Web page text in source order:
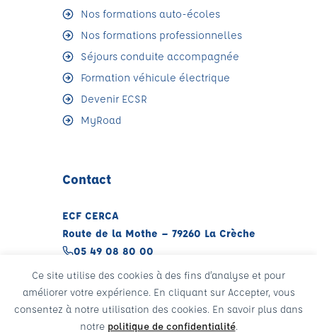
Ce site utilise des cookies à des fins d’analyse et pour
améliorer votre expérience. En cliquant sur Accepter, vous
consentez à notre utilisation des cookies. En savoir plus dans
notre politique de confidentialité.
Nos formations auto-écoles
Nos formations professionnelles
Séjours conduite accompagnée
Formation véhicule électrique
Devenir ECSR
MyRoad
Contact
ECF CERCA
Route de la Mothe – 79260 La Crèche
05 49 08 80 00
Partenariats et CE
Mentions légales